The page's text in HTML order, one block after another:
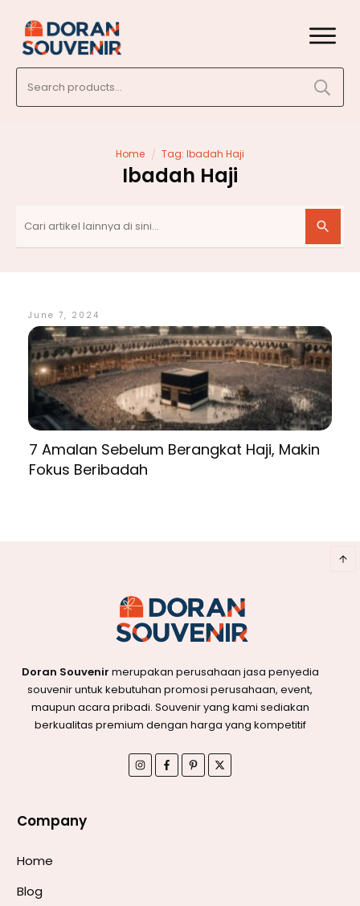
for:
Home / Tag: Ibadah Haji
Ibadah Haji
June 7, 2024
7 Amalan Sebelum Berangkat Haji, Makin
Fokus Beribadah
Doran Souvenir merupakan perusahaan jasa penyedia
souvenir untuk kebutuhan promosi perusahaan, event,
maupun acara pribadi. Souvenir yang kami sediakan
berkualitas premium dengan harga yang kompetitif
Company
Home
Blog